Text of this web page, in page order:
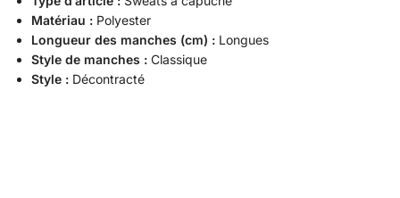
Matériau : Polyester
Longueur des manches (cm) : Longues
Style de manches : Classique
Style : Décontracté